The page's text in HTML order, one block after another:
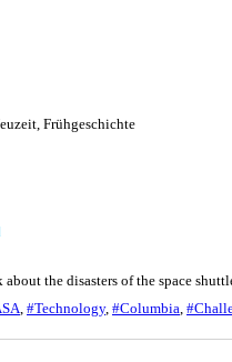
, Frühgeschichte
the disasters of the space
, #Technology, #Columbia,